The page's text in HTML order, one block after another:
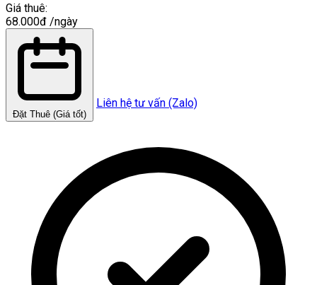
Giá thuê:
68.000đ /ngày
Đặt Thuê (Giá tốt)
Liên hệ tư vấn (Zalo)